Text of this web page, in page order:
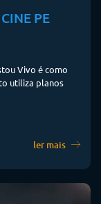
PE
Vivo é como
utiliza planos
ler mais